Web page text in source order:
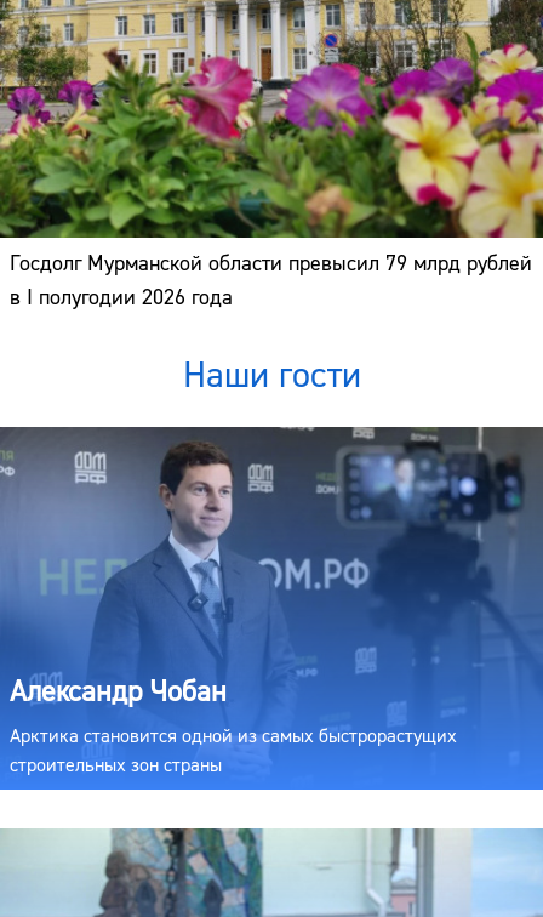
Госдолг Мурманской области превысил 79 млрд рублей
в I полугодии 2026 года
Наши гости
Александр Чобан
Арктика становится одной из самых быстрорастущих
строительных зон страны